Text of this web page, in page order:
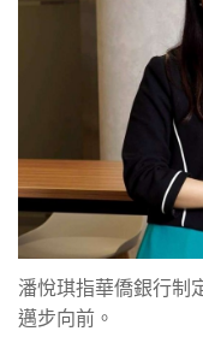
潘悅琪指華僑銀行制
邁步向前。